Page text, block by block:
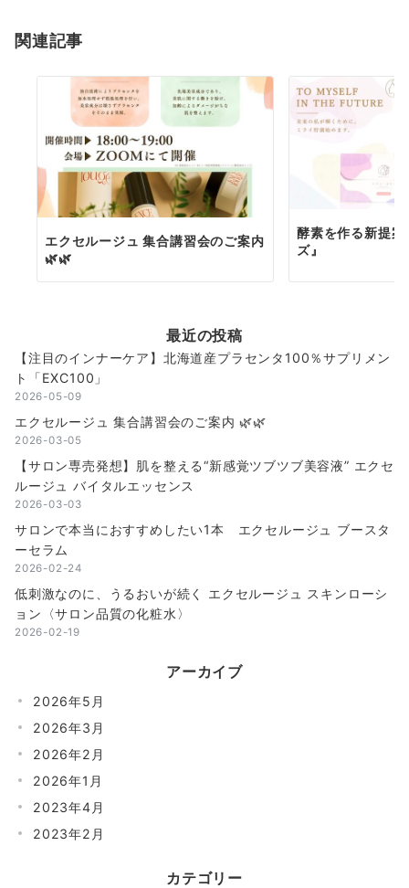
ン
関連記事
エクセルージュ 集合講習会のご案内
🌿🌿
酵素を作る新提
ズ』
最近の投稿
【注目のインナーケア】北海道産プラセンタ100％サプリメン
ト「EXC100」
2026-05-09
エクセルージュ 集合講習会のご案内 🌿🌿
2026-03-05
【サロン専売発想】肌を整える“新感覚ツブツブ美容液” エクセ
ルージュ バイタルエッセンス
2026-03-03
サロンで本当におすすめしたい1本 エクセルージュ ブースタ
ーセラム
2026-02-24
低刺激なのに、うるおいが続く エクセルージュ スキンローシ
ョン〈サロン品質の化粧水〉
2026-02-19
アーカイブ
2026年5月
2026年3月
2026年2月
2026年1月
2023年4月
2023年2月
カテゴリー